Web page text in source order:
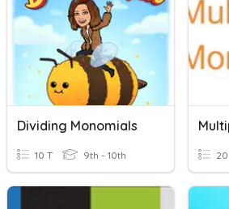
Dividing Monomials
10 T 9th - 10th